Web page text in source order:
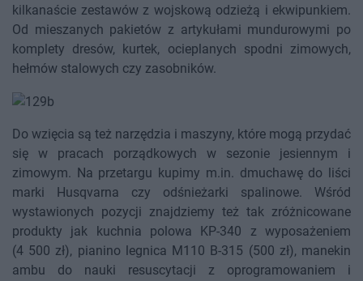
kilkanaście zestawów z wojskową odzieżą i ekwipunkiem.
Od mieszanych pakietów z artykułami mundurowymi po
komplety dresów, kurtek, ocieplanych spodni zimowych,
hełmów stalowych czy zasobników.
Do wzięcia są też narzędzia i maszyny, które mogą przydać
się w pracach porządkowych w sezonie jesiennym i
zimowym. Na przetargu kupimy m.in. dmuchawę do liści
marki Husqvarna czy odśnieżarki spalinowe. Wśród
wystawionych pozycji znajdziemy też tak zróżnicowane
produkty jak kuchnia polowa KP-340 z wyposażeniem
(4 500 zł), pianino legnica M110 B-315 (500 zł), manekin
ambu do nauki resuscytacji z oprogramowaniem i